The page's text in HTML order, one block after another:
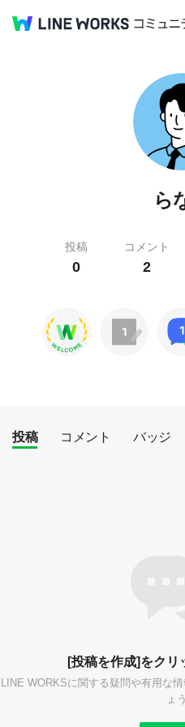
ら
投稿
0
コメント
2
投稿 コメント バッジ
[投稿を作成]をクリ
LINE WORKSに関する疑問や有用な
ょ